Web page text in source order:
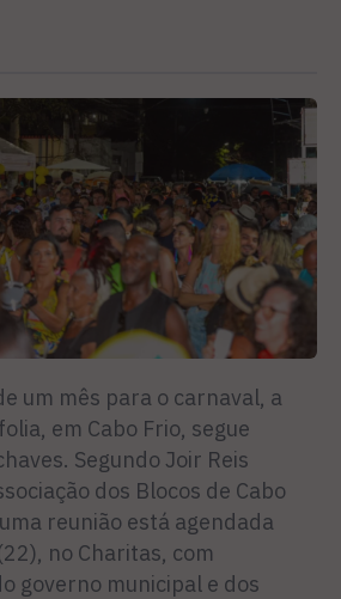
um mês para o carnaval, a
em Cabo Frio, segue
Segundo Joir Reis
dos Blocos de Cabo
reunião está agendada
no Charitas, com
governo municipal e dos